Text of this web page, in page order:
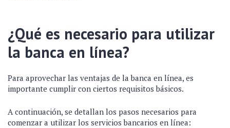
¿Qué es necesario para utilizar
la banca en línea?
Para aprovechar las ventajas de la banca en línea, es
importante cumplir con ciertos requisitos básicos.
A continuación, se detallan los pasos necesarios para
comenzar a utilizar los servicios bancarios en línea: